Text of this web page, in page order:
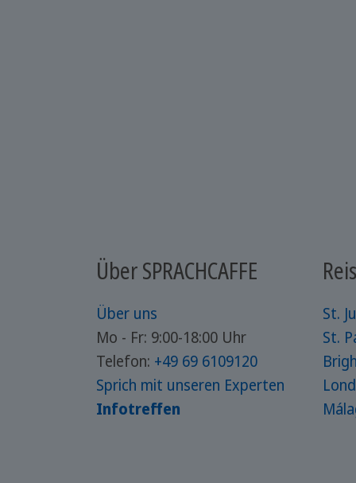
Über SPRACHCAFFE
Über uns
Mo - Fr: 9:00-18:00 Uhr
Telefon: +49 69 6109120
Sprich mit unseren Experten
Infotreffen
St.
St.